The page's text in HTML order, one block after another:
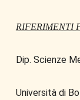
RIFERIMENTI
Dip. Scienze
Università di